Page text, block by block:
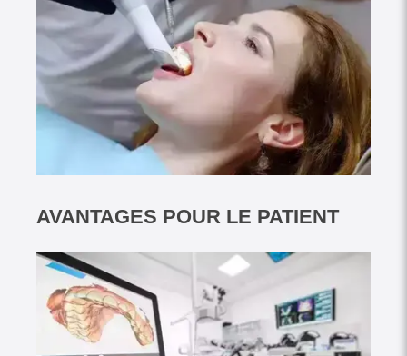
AVANTAGES POUR LE PATIENT